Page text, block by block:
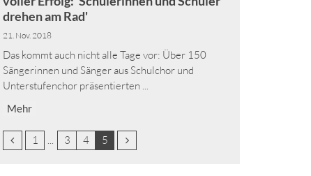
drehen am Rad'
21. Nov. 2018
Das kommt auch nicht alle Tage vor: Über 150
Sängerinnen und Sänger aus Schulchor und
Unterstufenchor präsentierten ...
Mehr
Vorherige Seite
Erste Seite
1 3 4 5 Nächste Seite